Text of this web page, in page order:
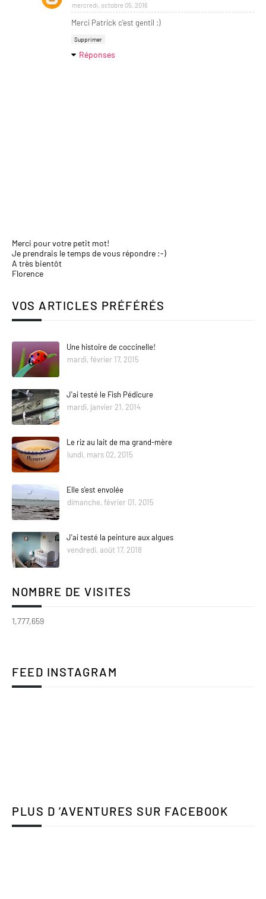
mercredi, octobre 05, 2016
Merci Patrick c'est gentil :)
Supprimer
Réponses
Merci pour votre petit mot!
Je prendrais le temps de vous répondre :-)
A très bientôt
Florence
VOS ARTICLES PRÉFÉRÉS
Une histoire de coccinelle!
mardi, février 17, 2015
J'ai testé le Fish Pédicure
mardi, janvier 21, 2014
Le riz au lait de ma grand-mère
lundi, mars 02, 2015
Elle s'est envolée
dimanche, février 01, 2015
J'ai testé la peinture aux algues
vendredi, août 17, 2018
NOMBRE DE VISITES
1,777,659
FEED INSTAGRAM
PLUS D ’AVENTURES SUR FACEBOOK